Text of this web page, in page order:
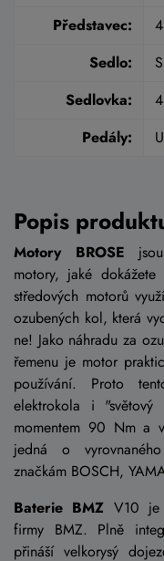
Představec:
Sedlo:
Sedlovka:
Pedály:
Popis
Motory BROSE
motory, jaké
středových motorů
ozubených kol, která
ne! Jako náhradu za
řemenu je motor
používání. Proto
elektrokola i
momentem 90 Nm a
jedná o
značkám BOSCH,
Baterie BMZ V10 je
firmy BMZ. Plně
přináší velkorysý